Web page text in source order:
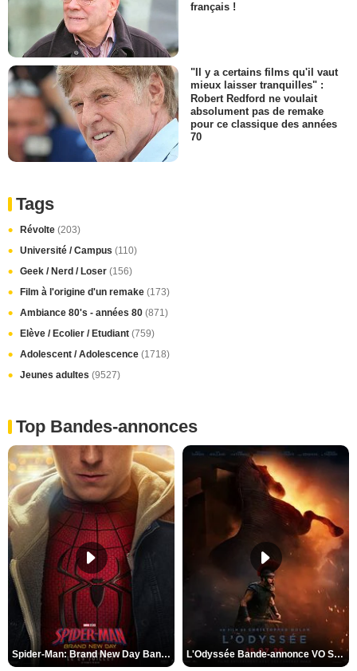
français !
"Il y a certains films qu'il vaut
mieux laisser tranquilles" :
Robert Redford ne voulait
absolument pas de remake
pour ce classique des années
70
Tags
Révolte (203)
Université / Campus (110)
Geek / Nerd / Loser (156)
Film à l'origine d'un remake (173)
Ambiance 80's - années 80 (871)
Elève / Ecolier / Etudiant (759)
Adolescent / Adolescence (1718)
Jeunes adultes (9527)
Top Bandes-annonces
Spider-Man: Brand New Day Bande-annonce VO STFR L'Odyssée Bande-annonce VO STFR